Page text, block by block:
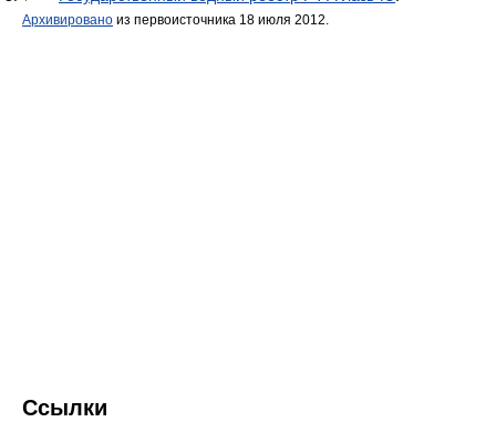
Архивировано из первоисточника 18 июля 2012.
Ссылки